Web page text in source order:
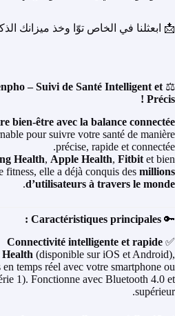
📩 ابعثلنا في الخاص توّا وخذ ميزانك
⚖️
– Suivi de Santé Intelligent et
Précis !
bien-être avec la balance connectée
pour suivre votre santé de manière
précise, rapide et connectée.
Health, Apple Health, Fitbit et bien
fitness, elle a déjà conquis des millions
d’utilisateurs à travers le monde
.
🔑
Caractéristiques principales :
✅
Connectivité intelligente et rapide
(disponible sur iOS et Android),
temps réel avec votre smartphone ou
1). Fonctionne avec Bluetooth 4.0 et
supérieur.